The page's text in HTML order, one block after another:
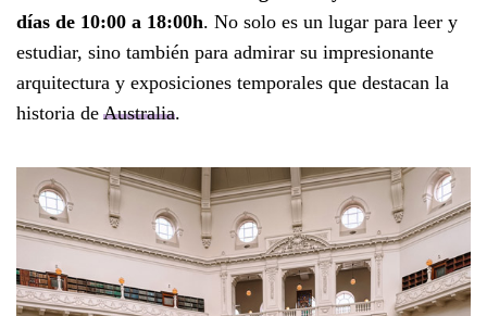
días de 10:00 a 18:00h. No solo es un lugar para leer y
estudiar, sino también para admirar su impresionante
arquitectura y exposiciones temporales que destacan la
historia de Australia.